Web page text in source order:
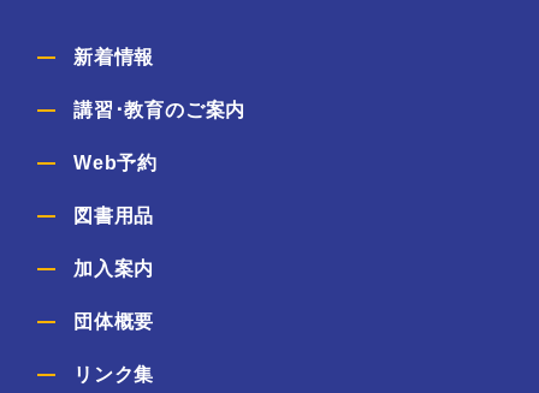
新着情報
講習･教育のご案内
Web予約
図書用品
加入案内
団体概要
リンク集